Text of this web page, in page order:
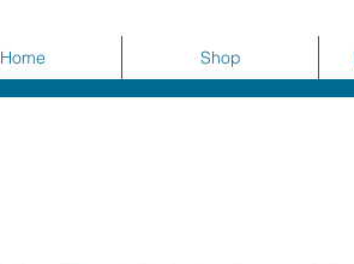
Home Shop